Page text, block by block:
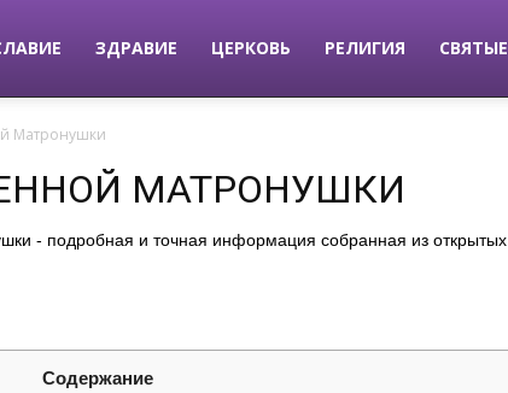
ЗДРАВИЕ ЦЕРКОВЬ РЕЛИГИЯ СВЯТЫЕ
Матронушки
МАТРОНУШКИ
- подробная и точная информация собранная из открытых
Содержание